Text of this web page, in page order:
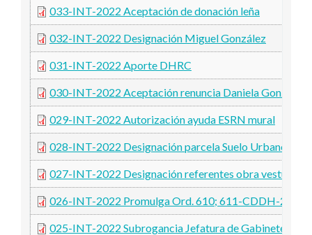
033-INT-2022 Aceptación de donación leña
032-INT-2022 Designación Miguel González
031-INT-2022 Aporte DHRC
030-INT-2022 Aceptación renuncia Daniela González
029-INT-2022 Autorización ayuda ESRN mural
028-INT-2022 Designación parcela Suelo Urbano
027-INT-2022 Designación referentes obra
026-INT-2022 Promulga Ord. 610; 611-CDDH-2022
025-INT-2022 Subrogancia Jefatura de Gabinete